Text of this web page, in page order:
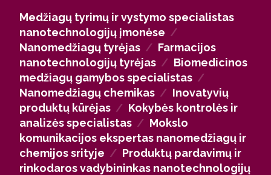
Nanomedžiagos naudojamos medicinoje,
elektronikoje, energetikoje ir aplinkosaugos
sprendimuose. Tavęs laukia darbas su naujais
polimerais, kompozitais, vaistų pernašai skirtomis
nanodalelėmis, tvariais energetikos ar
aplinkosaugos projektais, taip pat kokybės
kontrolės ir tyrimų veikla.
Jei norėsi gilintis į mokslą, galėsi tęsti studijas
magistrantūroje ar doktorantūroje ir kurti ateities
technologijas universitetuose, tyrimų institutuose ar
įmonių R&D padaliniuose.
Medžiagų tyrimų ir vystymo specialistas
nanotechnologijų įmonėse /
Nanomedžiagų tyrėjas / Farmacijos
nanotechnologijų tyrėjas / Biomedicinos
medžiagų gamybos specialistas /
Nanomedžiagų chemikas / Inovatyvių
produktų kūrėjas / Kokybės kontrolės ir
analizės specialistas / Mokslo
komunikacijos ekspertas nanomedžiagų ir
chemijos srityje / Produktų pardavimų ir
rinkodaros vadybininkas nanotechnologijų